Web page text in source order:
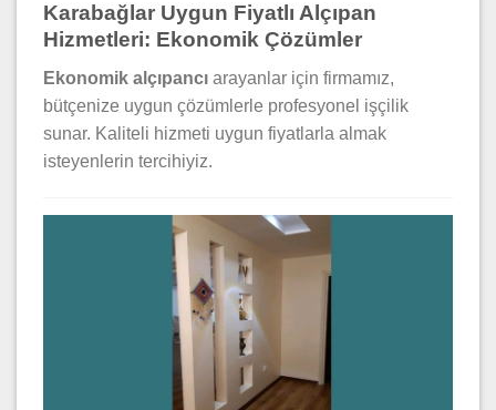
Karabağlar Uygun Fiyatlı Alçıpan
Hizmetleri: Ekonomik Çözümler
Ekonomik alçıpancı arayanlar için firmamız,
bütçenize uygun çözümlerle profesyonel işçilik
sunar. Kaliteli hizmeti uygun fiyatlarla almak
isteyenlerin tercihiyiz.